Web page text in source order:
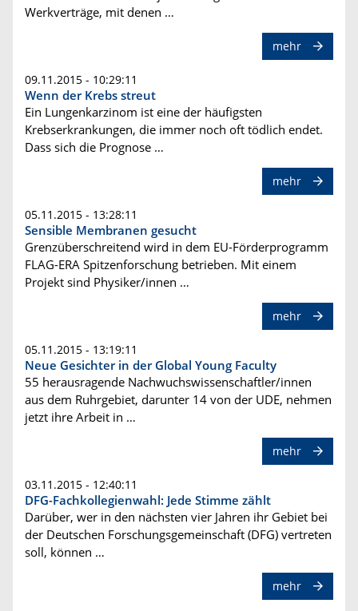
Werkverträge, mit denen …
mehr
09.11.2015 - 10:29:11
Wenn der Krebs streut
Ein Lungenkarzinom ist eine der häufigsten
Krebserkrankungen, die immer noch oft tödlich endet.
Dass sich die Prognose …
mehr
05.11.2015 - 13:28:11
Sensible Membranen gesucht
Grenzüberschreitend wird in dem EU-Förderprogramm
FLAG-ERA Spitzenforschung betrieben. Mit einem
Projekt sind Physiker/innen …
mehr
05.11.2015 - 13:19:11
Neue Gesichter in der Global Young Faculty
55 herausragende Nachwuchswissenschaftler/innen
aus dem Ruhrgebiet, darunter 14 von der UDE, nehmen
jetzt ihre Arbeit in …
mehr
03.11.2015 - 12:40:11
DFG-Fachkollegienwahl: Jede Stimme zählt
Darüber, wer in den nächsten vier Jahren ihr Gebiet bei
der Deutschen Forschungsgemeinschaft (DFG) vertreten
soll, können …
mehr